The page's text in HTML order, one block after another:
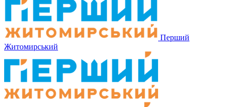
Перший
Житомирський